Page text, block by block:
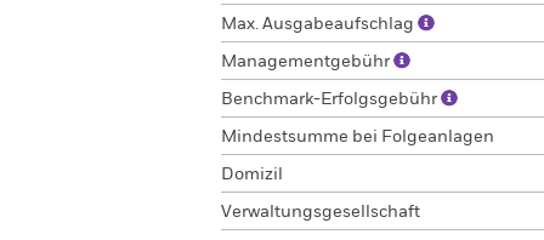
Max. Ausgabeaufschlag
Managementgebühr
Benchmark-Erfolgsgebühr
Mindestsumme bei Folgeanlagen
Domizil
Verwaltungsgesellschaft